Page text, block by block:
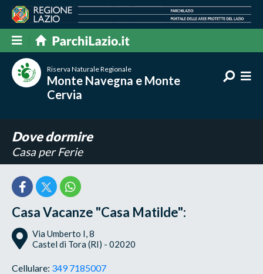
Riserva Naturale Regionale
Monte Navegna e Monte
Cervia
Dove dormire
Casa per Ferie
Casa Vacanze "Casa Matilde":
Via Umberto I, 8
Castel di Tora (RI) - 02020
Cellulare: 349 7185007